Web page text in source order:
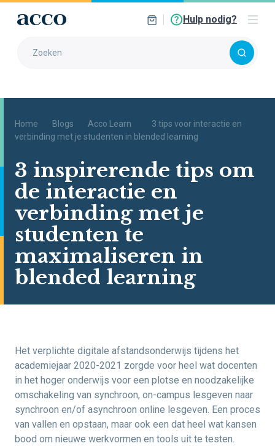
Hulp nodig?
Home Blogs Acco Learn
3 tips voor interactie en
verbinding met je studenten in blended learning
3 inspirerende tips om
de interactie en
verbinding met je
studenten te
maximaliseren in
blended learning
Het verplichte digitale afstandsonderwijs tijdens het
academiejaar 2020-2021 zorgde voor heel wat docenten
in het hoger onderwijs voor een plotse en noodzakelijke
omschakeling van synchroon, on-campus lesgeven naar
synchroon en/of asynchroon online lesgeven. Een proces
van vallen en opstaan, maar ook een dat heel wat kansen
bood om nieuwe werkvormen en tools uit te testen.